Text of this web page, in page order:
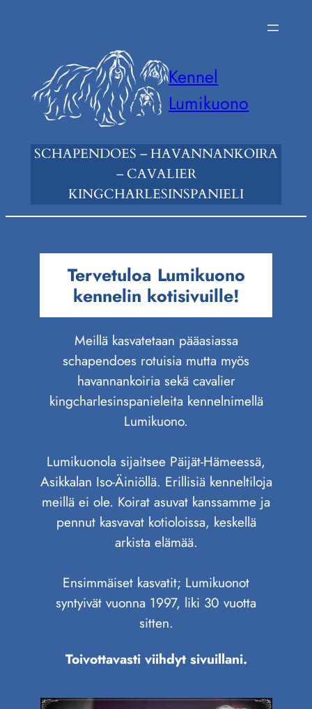
Kennel
Lumikuono
SCHAPENDOES – HAVANNANKOIRA
– CAVALIER
KINGCHARLESINSPANIELI
Tervetuloa Lumikuono
kennelin kotisivuille!
Meillä kasvatetaan pääasiassa
schapendoes rotuisia mutta myös
havannankoiria sekä cavalier
kingcharlesinspanieleita kennelnimellä
Lumikuono.
Lumikuonola sijaitsee Päijät-Hämeessä,
Asikkalan Iso-Äiniöllä. Erillisiä kenneltiloja
meillä ei ole. Koirat asuvat kanssamme ja
pennut kasvavat kotioloissa, keskellä
arkista elämää.
Ensimmäiset kasvatit; Lumikuonot
syntyivät vuonna 1997, liki 30 vuotta
sitten.
Toivottavasti viihdyt sivuillani.